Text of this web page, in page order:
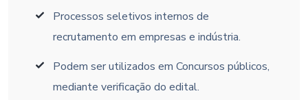
Processos seletivos internos de
recrutamento em empresas e indústria.
Podem ser utilizados em Concursos públicos,
mediante verificação do edital.